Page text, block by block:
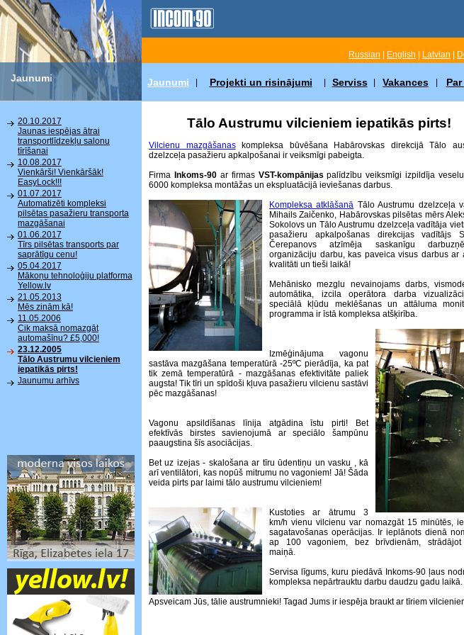
Jaunumi
Russian English Latvian
Jaunumi Projekti un risinājumi Serviss Vakances
20.10.2017
Jaunas iespējas ātrai
transportlīdzekļu salonu
tīrīšanai
10.08.2017
Vienkārši! Vienkāršāk!
EasyLock!!!
01.07.2017
Automatizēti kompleksi
pilsētas pasažieru transporta
mazgāšanai
01.06.2017
Tīrs pilsētas transports par
saprātīgu cenu!
05.04.2017
Mākoņu tehnoloģiju platforma
Yellow.lv
21.05.2013
Mēs zinām kā!
11.05.2006
Cik maksā nomazgāt
automašīnu? £5,000!
23.12.2005
Tālo Austrumu vilcieniem
iepatikās pirts!
Jaunumu arhīvs
Tālo Austrumu vilcieniem iepatikās pirts!
Vilcienu mazgāšanaskompleksa būvēšana Habārovskas direkcijā Tālo
dzelzceļa pasažieru apkalpošanai ir veiksmīgi pabeigta.
Firma Inkoms-90ar firmas VST-kompānijas palīdzību veiksmīgi izpildīja
6000 kompleksa montāžas un ekspluatācijā ieviešanas darbus.
Kompleksa atklāšanā Tālo Austrumu dzelzceļa
Mihails Zaičenko, Habārovskas pilsētas mērs
Sokolovs un Tālo Austrumu dzelzceļa vadītāja
pasažieru apkalpošanas direkcijas vadītājs
Čerepanovs atzīmēja saskanīgu
organizāciju darbu, kas paveica visus darbus ar
kvalitāti un tieši laikā!
Mehānisko mezglu nevainojams darbs,
automātika, izcila operātora darba
speciālā kļūdu meklēšanas un attāluma
programma ir īstā kompleksa atšķirība.
Izmēģinājuma vagonu
sastāva mazgāšana temperatūrā -25ºС pierādīja, ka pat
tik zemā temperatūrā - mazgāšanas efektivitāte paliek
augsta! Tik tīri un spīdoši kļuva pasažieru vilcienu sastāvi
pēc mazgāšanas!
Vagonu apsildīšanas līnija atgādina īstu pirti! Bet
efektīvās birstes savienojumā ar speciālo šampūnu
paaugstina šīs asociācijas.
Bet uz izejas - skalošana ar tīru ūdentiņu un vasku , kā
arī ventilātori, kas nopūš mitrumu no vagoniem! Jā! Šāda
veida pirts par laimi tālo austrumu vilcieniem!
Kustoties ar ātrumu 3
km/h vienu vilcienu var nomazgāt 15 minūtēs,
sagatavošanas operācijas. Ir ieplānots dienā
ap 100 vagoniem, bez brīvdienām,
maiņā.
Servisa līgums, kuru piedāvā Inkoms-90 ļaus
kompleksa nepārtrauktu darbu daudzu gadu laikā.
Apsveicam Jūs, tālie austrumnieki! Tagad Jums ir iespēja braukt ar tīriem